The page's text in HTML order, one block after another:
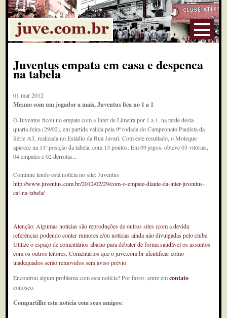
Juventus empata em casa e despenca
na tabela
01 mar 2012
Mesmo com um jogador a mais, Juventus fica no 1 a 1
O Juventus ficou no empate com a Inter de Limeira por 1 a 1, na tarde desta
quarta-feira (29/02), em partida válida pela 9ª rodada do Campeonato Paulista da
Série A3, realizada no Estádio da Rua Javari. Com este resultado, o Moleque
aparece na 11ª posição da tabela, com 13 pontos. Em 09 jogos, obteve 03 vitórias,
04 empates e 02 derrotas...
Continue lendo está notícia no site: Juventus
http://www.juventus.com.br/2012/02/29/com-o-empate-diante-da-inter-juventus-
cai-na-tabela/
Atenção: Algumas notícias são reproduções de outros sites (com a devida
referência) podendo conter rumores e/ou notícias ainda não divulgadas pelo clube.
Utilize o espaço de comentários abaixo para debater de forma saudável os assuntos
com os outros leitores. Comentários que o juve.com.br identificar como
inadequados serão removidos sem aviso prévio.
Encontrou algum problema com esta notícia? Por favor, entre emcontato
conosco.
Compartilhe esta notícia com seus amigos: